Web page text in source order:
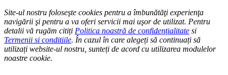
Site-ul nostru foloseşte cookies pentru a îmbunătăţi experienţa
navigării şi pentru a va oferi servicii mai uşor de utilizat. Pentru
detalii vă rugăm citiți Politica noastră de confidențialitate si
Termenii si conditiile. În cazul în care alegeți să continuați să
utilizați website-ul nostru, sunteți de acord cu utilizarea modulelor
noastre cookie.